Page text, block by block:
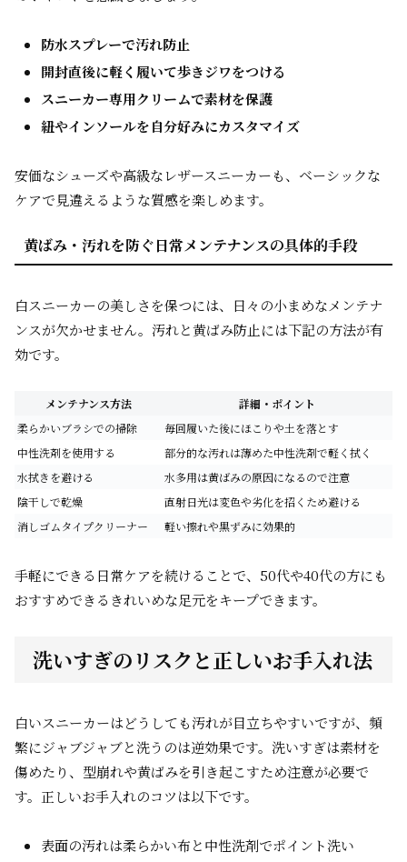
防水スプレーで汚れ防止
開封直後に軽く履いて歩きジワをつける
スニーカー専用クリームで素材を保護
紐やインソールを自分好みにカスタマイズ
安価なシューズや高級なレザースニーカーも、ベーシックな
ケアで見違えるような質感を楽しめます。
黄ばみ・汚れを防ぐ日常メンテナンスの具体的手段
白スニーカーの美しさを保つには、日々の小まめなメンテナ
ンスが欠かせません。汚れと黄ばみ防止には下記の方法が有
効です。
メンテナンス方法
詳細・ポイント
柔らかいブラシでの掃除
毎回履いた後にほこりや土を落とす
中性洗剤を使用する
部分的な汚れは薄めた中性洗剤で軽く拭く
水拭きを避ける
水多用は黄ばみの原因になるので注意
陰干しで乾燥
直射日光は変色や劣化を招くため避ける
消しゴムタイプクリーナー
軽い擦れや黒ずみに効果的
手軽にできる日常ケアを続けることで、50代や40代の方にも
おすすめできるきれいめな足元をキープできます。
洗いすぎのリスクと正しいお手入れ法
白いスニーカーはどうしても汚れが目立ちやすいですが、頻
繁にジャブジャブと洗うのは逆効果です。洗いすぎは素材を
傷めたり、型崩れや黄ばみを引き起こすため注意が必要で
す。正しいお手入れのコツは以下です。
表面の汚れは柔らかい布と中性洗剤でポイント洗い